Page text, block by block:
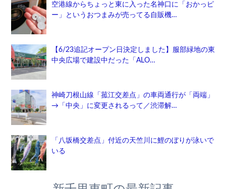
空港線からちょっと東に入った名神口に「おかっピ
ー」というおつまみが売ってる自販機…
【6/23追記オープン日決定しました】服部緑地の東
中央広場で建設中だった「ALO…
神崎刀根山線「菰江交差点」の車両通行が「両端」
→「中央」に変更されるって／渋滞解…
「八坂橋交差点」付近の天竺川に鯉のぼりが泳いで
いる